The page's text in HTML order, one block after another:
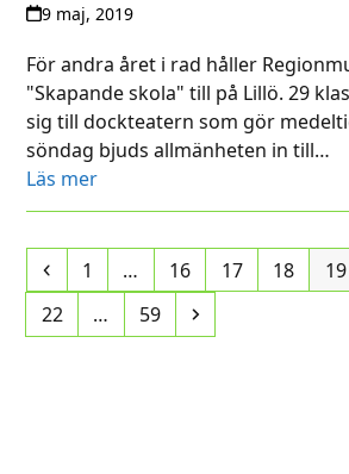
9 maj, 2019
För andra året i rad håller
"Skapande skola" till på Lillö. 29
sig till dockteatern som gör
söndag bjuds allmänheten in till…
Läs mer
Previous
Page
1 … Page
16 Page
17 Page
18 19
Page
22 … Page
59 Next